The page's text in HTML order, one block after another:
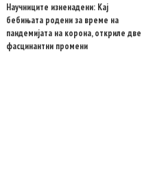
Научниците изненадени: Кај
бебињата родени за време на
пандемијата на корона, откриле две
фасцинантни промени